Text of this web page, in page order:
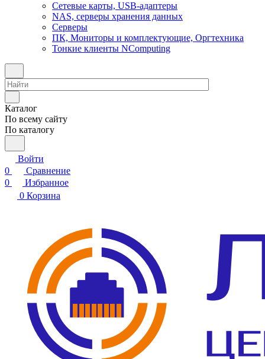
Сетевые карты, USB-адаптеры
NAS, серверы хранения данных
Серверы
ПК, Мониторы и комплектующие, Оргтехника
Тонкие клиенты NComputing
Каталог
По всему сайту
По каталогу
Войти
0
Сравнение
0
Избранное
0 Корзина